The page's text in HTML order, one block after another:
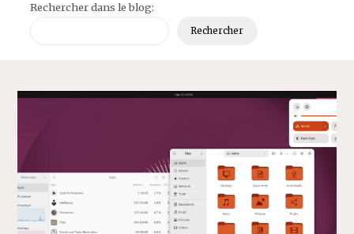
Rechercher dans le blog:
Rechercher